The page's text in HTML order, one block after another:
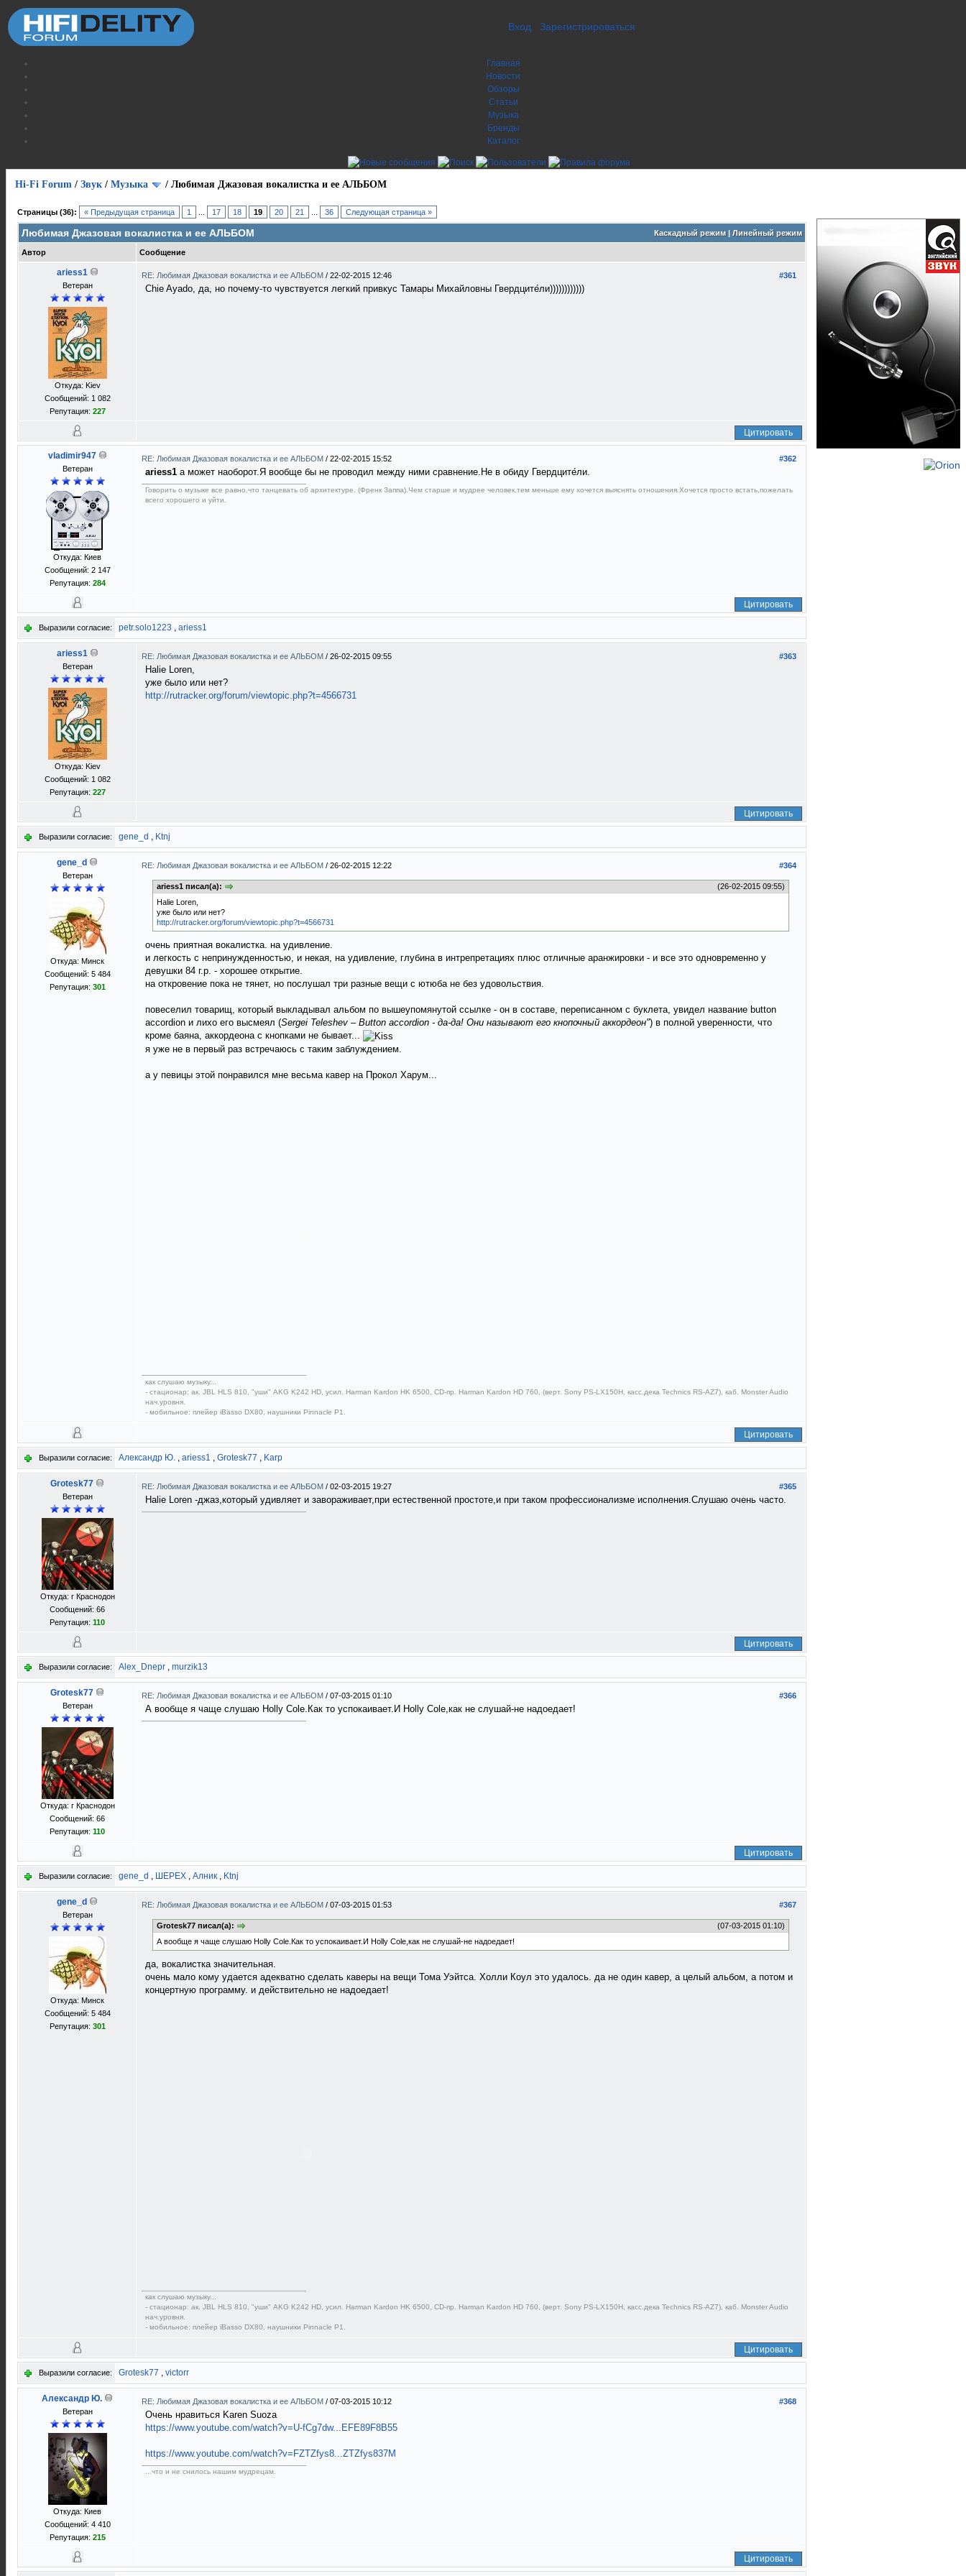
Вход Зарегистрироваться
Главная
Новости
Обзоры
Статьи
Музыка
Бренды
Каталог
Hi-Fi Forum / Звук / Музыка / Любимая Джазовая вокалистка и ее АЛЬБОМ
Страницы (36): « Предыдущая страница 1 17 18 19 20 21 36 Следующая страница »
Каскадный режим| Линейный режим
Любимая Джазовая вокалистка и ее АЛЬБОМ
Автор Сообщение
ariess1
Ветеран
Откуда: Kiev
Сообщений: 1 082
Репутация: 227
#361
RE: Любимая Джазовая вокалистка и ее АЛЬБОМ / 22-02-2015 12:46
Chie Ayado, да, но почему-то чувствуется легкий привкус Тамары Михайловны Гвердците́ли))))))))))))
Цитировать
vladimir947
Ветеран
Откуда: Киев
Сообщений: 2 147
Репутация: 284
#362
RE: Любимая Джазовая вокалистка и ее АЛЬБОМ / 22-02-2015 15:52
ariess1 а может наоборот.Я вообще бы не проводил между ними сравнение.Не в обиду Гвердците́ли.
Говорить о музыке все равно,что танцевать об архитектуре. (Френк Заппа).Чем старше и мудрее человек,тем меньше ему хочется выяснять отношения.Хочется просто встать,пожелать
всего хорошего и уйти.
Цитировать
Выразили согласие: petr.solo1223 , ariess1
ariess1
Ветеран
Откуда: Kiev
Сообщений: 1 082
Репутация: 227
#363
RE: Любимая Джазовая вокалистка и ее АЛЬБОМ / 26-02-2015 09:55
Halie Loren,
уже было или нет?
http://rutracker.org/forum/viewtopic.php?t=4566731
Цитировать
Выразили согласие: gene_d , Ktnj
gene_d
Ветеран
Откуда: Минск
Сообщений: 5 484
Репутация: 301
#364
RE: Любимая Джазовая вокалистка и ее АЛЬБОМ / 26-02-2015 12:22
(26-02-2015 09:55)
ariess1 писал(а):
Halie Loren,
уже было или нет?
http://rutracker.org/forum/viewtopic.php?t=4566731
очень приятная вокалистка. на удивление.
и легкость с непринужденностью, и некая, на удивление, глубина в интрепретациях плюс отличные аранжировки - и все это одновременно у
девушки 84 г.р. - хорошее открытие.
на откровение пока не тянет, но послушал три разные вещи с ютюба не без удовольствия.
повеселил товарищ, который выкладывал альбом по вышеупомянутой ссылке - он в составе, переписанном с буклета, увидел название button
accordion и лихо его высмеял (Sergei Teleshev – Button accordion - да-да! Они называют его кнопочный аккордеон") в полной уверенности, что
кроме баяна, аккордеона с кнопками не бывает...
я уже не в первый раз встречаюсь с таким заблуждением.
а у певицы этой понравился мне весьма кавер на Прокол Харум...
как слушаю музыку...
- стационар: ак. JBL HLS 810, "уши" AKG K242 HD, усил. Harman Kardon HK 6500, CD-пр. Harman Kardon HD 760, (верт. Sony PS-LX150H, касс.дека Technics RS-AZ7), каб. Monster Audio
нач.уровня.
- мобильное: плейер iBasso DX80, наушники Pinnacle P1.
Цитировать
Выразили согласие: Александр Ю. , ariess1 , Grotesk77 , Karp
Grotesk77
Ветеран
Откуда: г Краснодон
Сообщений: 66
Репутация: 110
#365
RE: Любимая Джазовая вокалистка и ее АЛЬБОМ / 02-03-2015 19:27
Halie Loren -джаз,который удивляет и завораживает,при естественной простоте,и при таком профессионализме исполнения.Слушаю очень часто.
Цитировать
Выразили согласие: Alex_Dnepr , murzik13
Grotesk77
Ветеран
Откуда: г Краснодон
Сообщений: 66
Репутация: 110
#366
RE: Любимая Джазовая вокалистка и ее АЛЬБОМ / 07-03-2015 01:10
А вообще я чаще слушаю Holly Cole.Как то успокаивает.И Holly Cole,как не слушай-не надоедает!
Цитировать
Выразили согласие: gene_d , ШЕРЕХ , Алник , Ktnj
gene_d
Ветеран
Откуда: Минск
Сообщений: 5 484
Репутация: 301
#367
RE: Любимая Джазовая вокалистка и ее АЛЬБОМ / 07-03-2015 01:53
(07-03-2015 01:10)
Grotesk77 писал(а):
А вообще я чаще слушаю Holly Cole.Как то успокаивает.И Holly Cole,как не слушай-не надоедает!
да, вокалистка значительная.
очень мало кому удается адекватно сделать каверы на вещи Тома Уэйтса. Холли Коул это удалось. да не один кавер, а целый альбом, а потом и
концертную программу. и действительно не надоедает!
как слушаю музыку...
- стационар: ак. JBL HLS 810, "уши" AKG K242 HD, усил. Harman Kardon HK 6500, CD-пр. Harman Kardon HD 760, (верт. Sony PS-LX150H, касс.дека Technics RS-AZ7), каб. Monster Audio
нач.уровня.
- мобильное: плейер iBasso DX80, наушники Pinnacle P1.
Цитировать
Выразили согласие: Grotesk77 , victorr
Александр Ю.
Ветеран
Откуда: Киев
Сообщений: 4 410
Репутация: 215
#368
RE: Любимая Джазовая вокалистка и ее АЛЬБОМ / 07-03-2015 10:12
Очень нравиться Karen Suoza
https://www.youtube.com/watch?v=U-fCg7dw...EFE89F8B55
https://www.youtube.com/watch?v=FZTZfys8...ZTZfys837M
...что и не снилось нашим мудрецам.
Цитировать